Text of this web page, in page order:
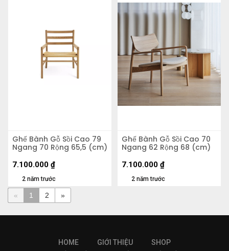
Ghế Bành Gỗ Sồi Cao 79
Ngang 70 Rộng 65,5 (cm)
2 năm trước
7.100.000 ₫
Ghế Bành Gỗ Sồi Cao 70
Ngang 62 Rộng 68 (cm)
2 năm trước
7.100.000 ₫
« 1 2 »
HOME GIỚI THIỆU SHOP